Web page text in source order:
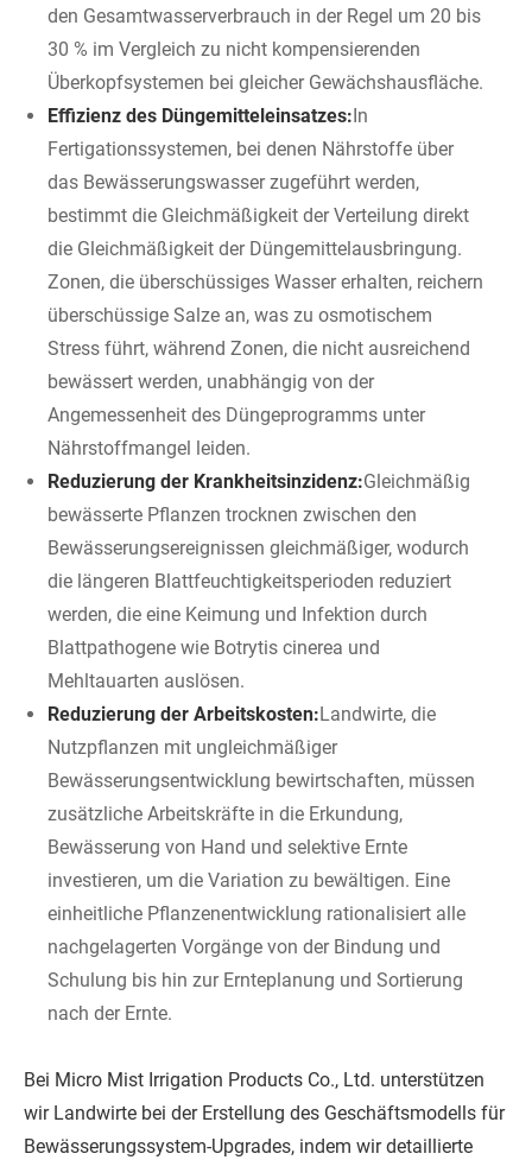
den Gesamtwasserverbrauch in der Regel um 20 bis
30 % im Vergleich zu nicht kompensierenden
Überkopfsystemen bei gleicher Gewächshausfläche.
Effizienz des Düngemitteleinsatzes:In
Fertigationssystemen, bei denen Nährstoffe über
das Bewässerungswasser zugeführt werden,
bestimmt die Gleichmäßigkeit der Verteilung direkt
die Gleichmäßigkeit der Düngemittelausbringung.
Zonen, die überschüssiges Wasser erhalten, reichern
überschüssige Salze an, was zu osmotischem
Stress führt, während Zonen, die nicht ausreichend
bewässert werden, unabhängig von der
Angemessenheit des Düngeprogramms unter
Nährstoffmangel leiden.
Reduzierung der Krankheitsinzidenz:Gleichmäßig
bewässerte Pflanzen trocknen zwischen den
Bewässerungsereignissen gleichmäßiger, wodurch
die längeren Blattfeuchtigkeitsperioden reduziert
werden, die eine Keimung und Infektion durch
Blattpathogene wie Botrytis cinerea und
Mehltauarten auslösen.
Reduzierung der Arbeitskosten:Landwirte, die
Nutzpflanzen mit ungleichmäßiger
Bewässerungsentwicklung bewirtschaften, müssen
zusätzliche Arbeitskräfte in die Erkundung,
Bewässerung von Hand und selektive Ernte
investieren, um die Variation zu bewältigen. Eine
einheitliche Pflanzenentwicklung rationalisiert alle
nachgelagerten Vorgänge von der Bindung und
Schulung bis hin zur Ernteplanung und Sortierung
nach der Ernte.
Bei Micro Mist Irrigation Products Co., Ltd. unterstützen
wir Landwirte bei der Erstellung des Geschäftsmodells für
Bewässerungssystem-Upgrades, indem wir detaillierte